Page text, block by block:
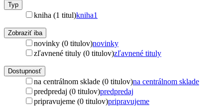
Typ
kniha (1 titul)kniha1
Zobraziť iba
novinky (0 titulov)novinky
zľavnené tituly (0 titulov)zľavnené tituly
Dostupnosť
na centrálnom sklade (0 titulov)na centrálnom sklade
predpredaj (0 titulov)predpredaj
pripravujeme (0 titulov)pripravujeme